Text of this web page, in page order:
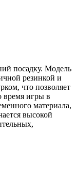
посадку. Модель
резинкой и
что позволяет
время игры в
материала,
высокой